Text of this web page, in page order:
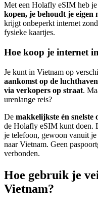
Met een Holafly eSIM heb je
kopen, je behoudt je eigen
krijgt onbeperkt internet
fysieke kaartjes.
Hoe koop je internet
Je kunt in Vietnam op
aankomst op de
via verkopers op straat.
urenlange reis?
De makkelijkste én snelste
de Holafly eSIM kunt doen.
je telefoon, gewoon vanuit
naar Vietnam. Geen
verbonden.
Hoe gebruik je
Vietnam?